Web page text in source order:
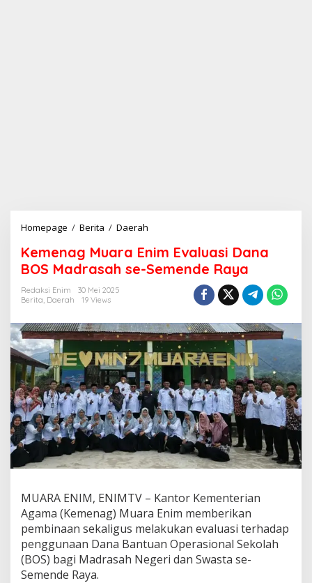
Homepage / Berita / Daerah
m
e
n
u
a
r
a
E
n
m
E
v
a
l
s
i
D
a
a
Kemenag Muara Enim Evaluasi Dana
BOS Madrasah se-Semende Raya
Redaksi Enim
30 Mei 2025
Berita, Daerah 19 Views
MUARA ENIM, ENIMTV – Kantor Kementerian
Agama (Kemenag) Muara Enim memberikan
pembinaan sekaligus melakukan evaluasi terhadap
penggunaan Dana Bantuan Operasional Sekolah
(BOS) bagi Madrasah Negeri dan Swasta se-
Semende Raya.